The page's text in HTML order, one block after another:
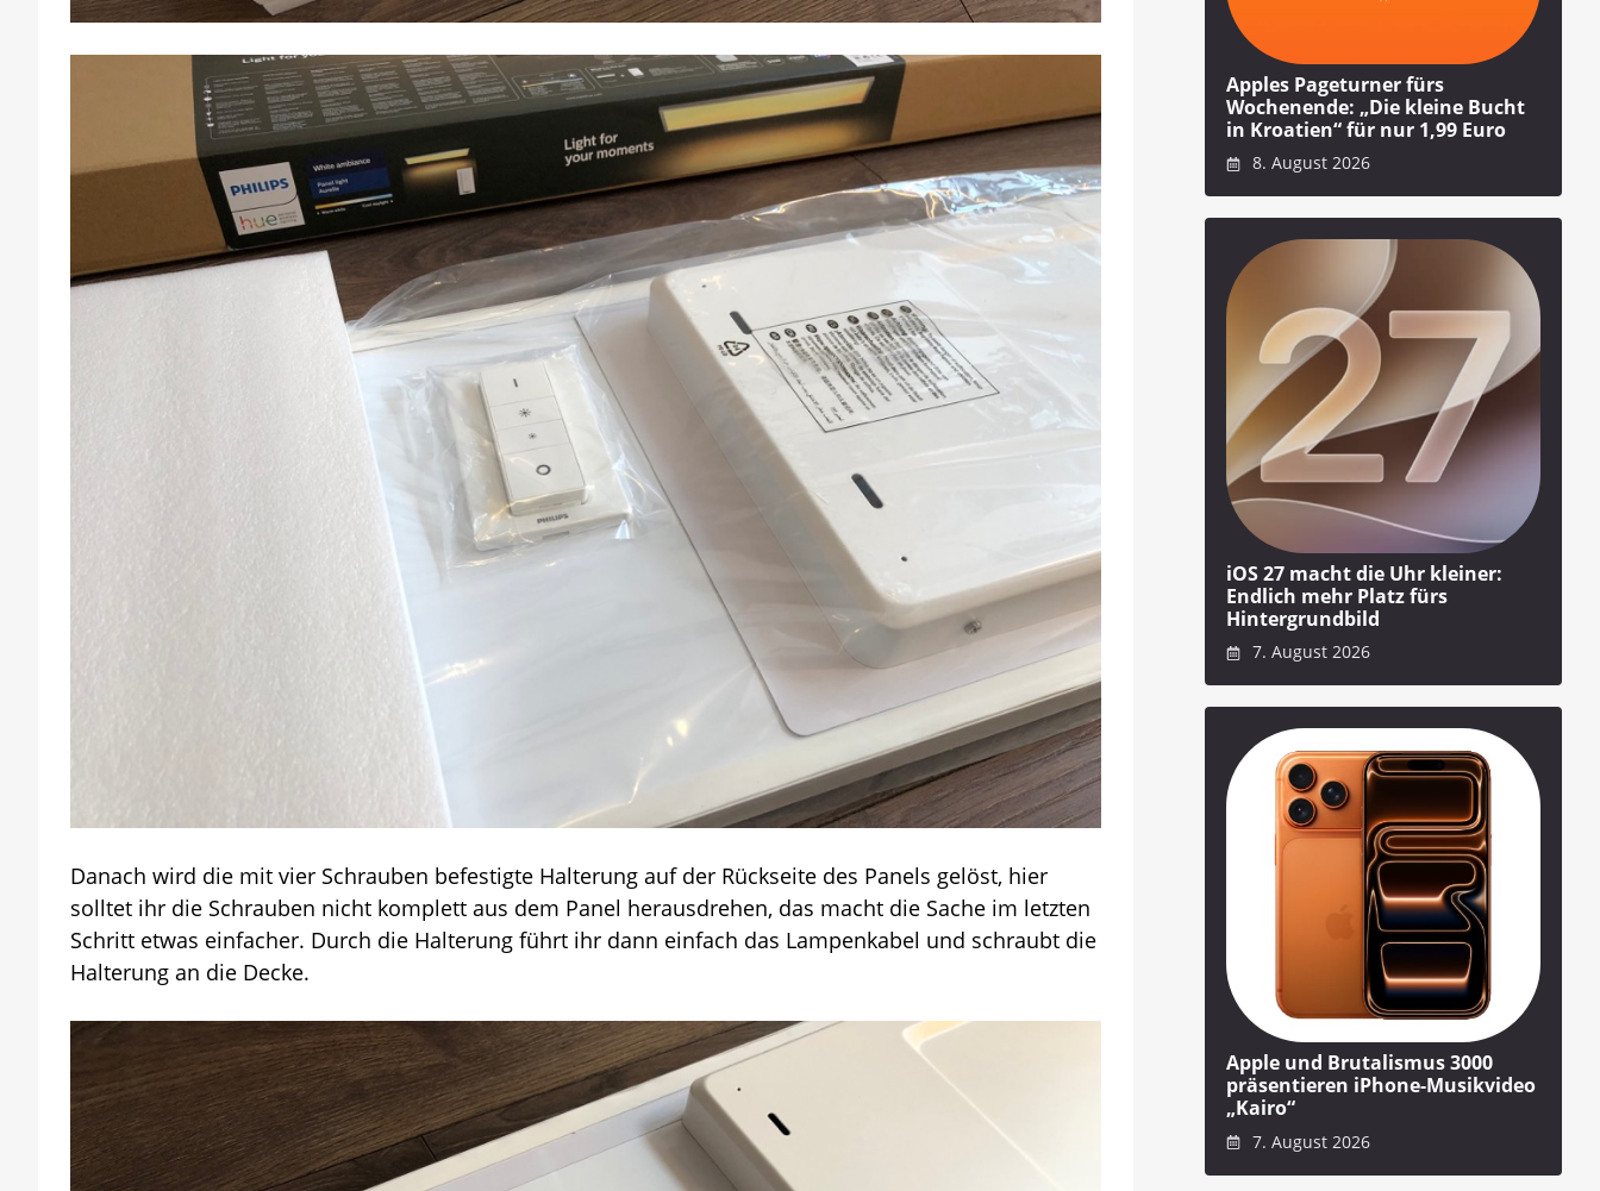
Danach wird die mit vier Schrauben befestigte Halterung auf der Rückseite des Panels gelöst, hier
solltet ihr die Schrauben nicht komplett aus dem Panel herausdrehen, das macht die Sache im letzten
Schritt etwas einfacher. Durch die Halterung führt ihr dann einfach das Lampenkabel und schraubt die
Halterung an die Decke.
Apples Pageturner fürs
Wochenende: „Die kleine Bucht
in Kroatien“ für nur 1,99 Euro
8. August 2026
iOS 27 macht die Uhr kleiner:
Endlich mehr Platz fürs
Hintergrundbild
7. August 2026
Apple und Brutalismus 3000
präsentieren iPhone-Musikvideo
„Kairo“
7. August 2026